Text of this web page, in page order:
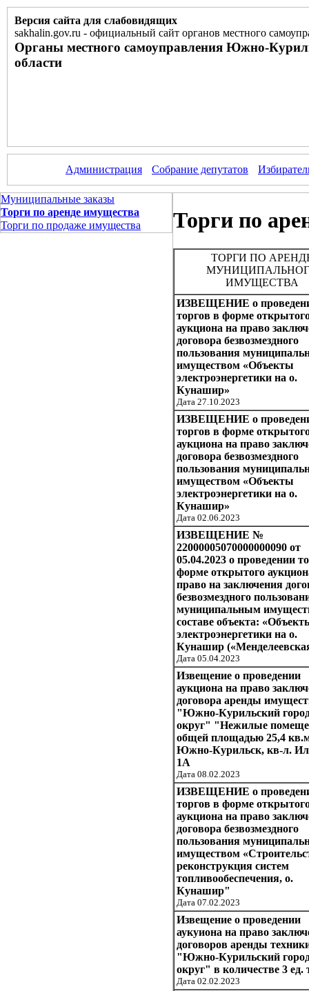
Версия сайта для слабовидящих
sakhalin.gov.ru - официальный сайт органов местного
Органы местного самоуправления Южно-
области
Администрация Собрание депутатов
Муниципальные заказы
Торги по аренде имущества
Торги по продаже имущества
Торги по
ТОРГИ ПО
ИМУЩЕСТВА
ИЗВЕЩЕНИЕ о
торгов в форме
аукциона на право
договора безвозмездного
пользования
имуществом «Объекты
электроэнергетики на о.
Кунашир»
Дата 27.10.2023
ИЗВЕЩЕНИЕ о
торгов в форме
аукциона на право
договора безвозмездного
пользования
имуществом «Объекты
электроэнергетики на о.
Кунашир»
Дата 02.06.2023
ИЗВЕЩЕНИЕ №
22000005070000000090 от
05.04.2023 о проведении
форме открытого
право на заключения
безвозмездного
муниципальным
составе объекта:
электроэнергетики на о.
Кунашир
Дата 05.04.2023
Извещение о проведении
аукциона на право
договора аренды
"Южно-Курильский
округ" "Нежилые
общей площадью 25,4
Южно-Курильск, кв-л.
1А
Дата 08.02.2023
ИЗВЕЩЕНИЕ о
торгов в форме
аукциона на право
договора безвозмездного
пользования
имуществом
реконструкция систем
топливообеспечения, о.
Кунашир"
Дата 07.02.2023
Извещение о проведении
аукуиона на право
договоров аренды
"Южно-Курильский
округ" в количестве 3 ед.
Дата 02.02.2023